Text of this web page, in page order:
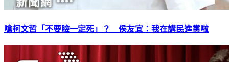
嗆柯文哲「不要臉一定死」？ 侯友宜：我在講民進黨啦